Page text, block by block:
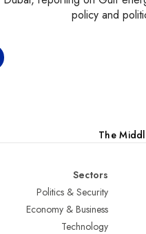
policy and
The
Sectors
Politics & Security
Economy & Business
Technology